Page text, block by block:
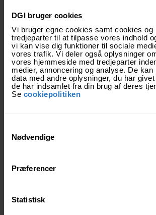
DGI bruger cookies
Vi bruger egne cookies samt cookies og
tredjeparter til at tilpasse vores indhold
vi kan vise dig funktioner til sociale
vores trafik. Vi deler også oplysninger
vores hjemmeside med tredjeparter
medier, annoncering og analyse. De
data med andre oplysninger, du har
de har indsamlet fra din brug af deres
Se cookiepolitiken
Nødvendige
Præferencer
Statistisk
Hærvejsløbet
og bagagetransport i forbindelse med
Rute-highlights for